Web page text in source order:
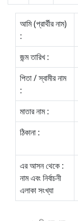
আমি (প্রার্থীর নাম)
:
জন্ম তারিখ :
পিতা / স্বামীর নাম
:
মাতার নাম :
ঠিকানা :
এর আসন থেকে :
নাম এবং নির্বাচনী
এলাকা সংখ্যা